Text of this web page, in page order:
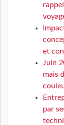
et
Juin
mais
par